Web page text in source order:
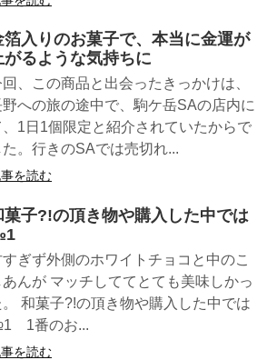
箔入りのお菓子で、本当に金運が
がるような気持ちに
、この商品と出会ったきっかけは、
野への旅の途中で、駒ケ岳SAの店内に
、1日1個限定と紹介されていたからで
た。行きのSAでは売切れ...
を読む
菓子?!の頂き物や購入した中では
ぎず外側のホワイトチョコと中のこ
あんが マッチしててとても美味しかっ
。 和菓子?!の頂き物や購入した中では
1番のお...
を読む